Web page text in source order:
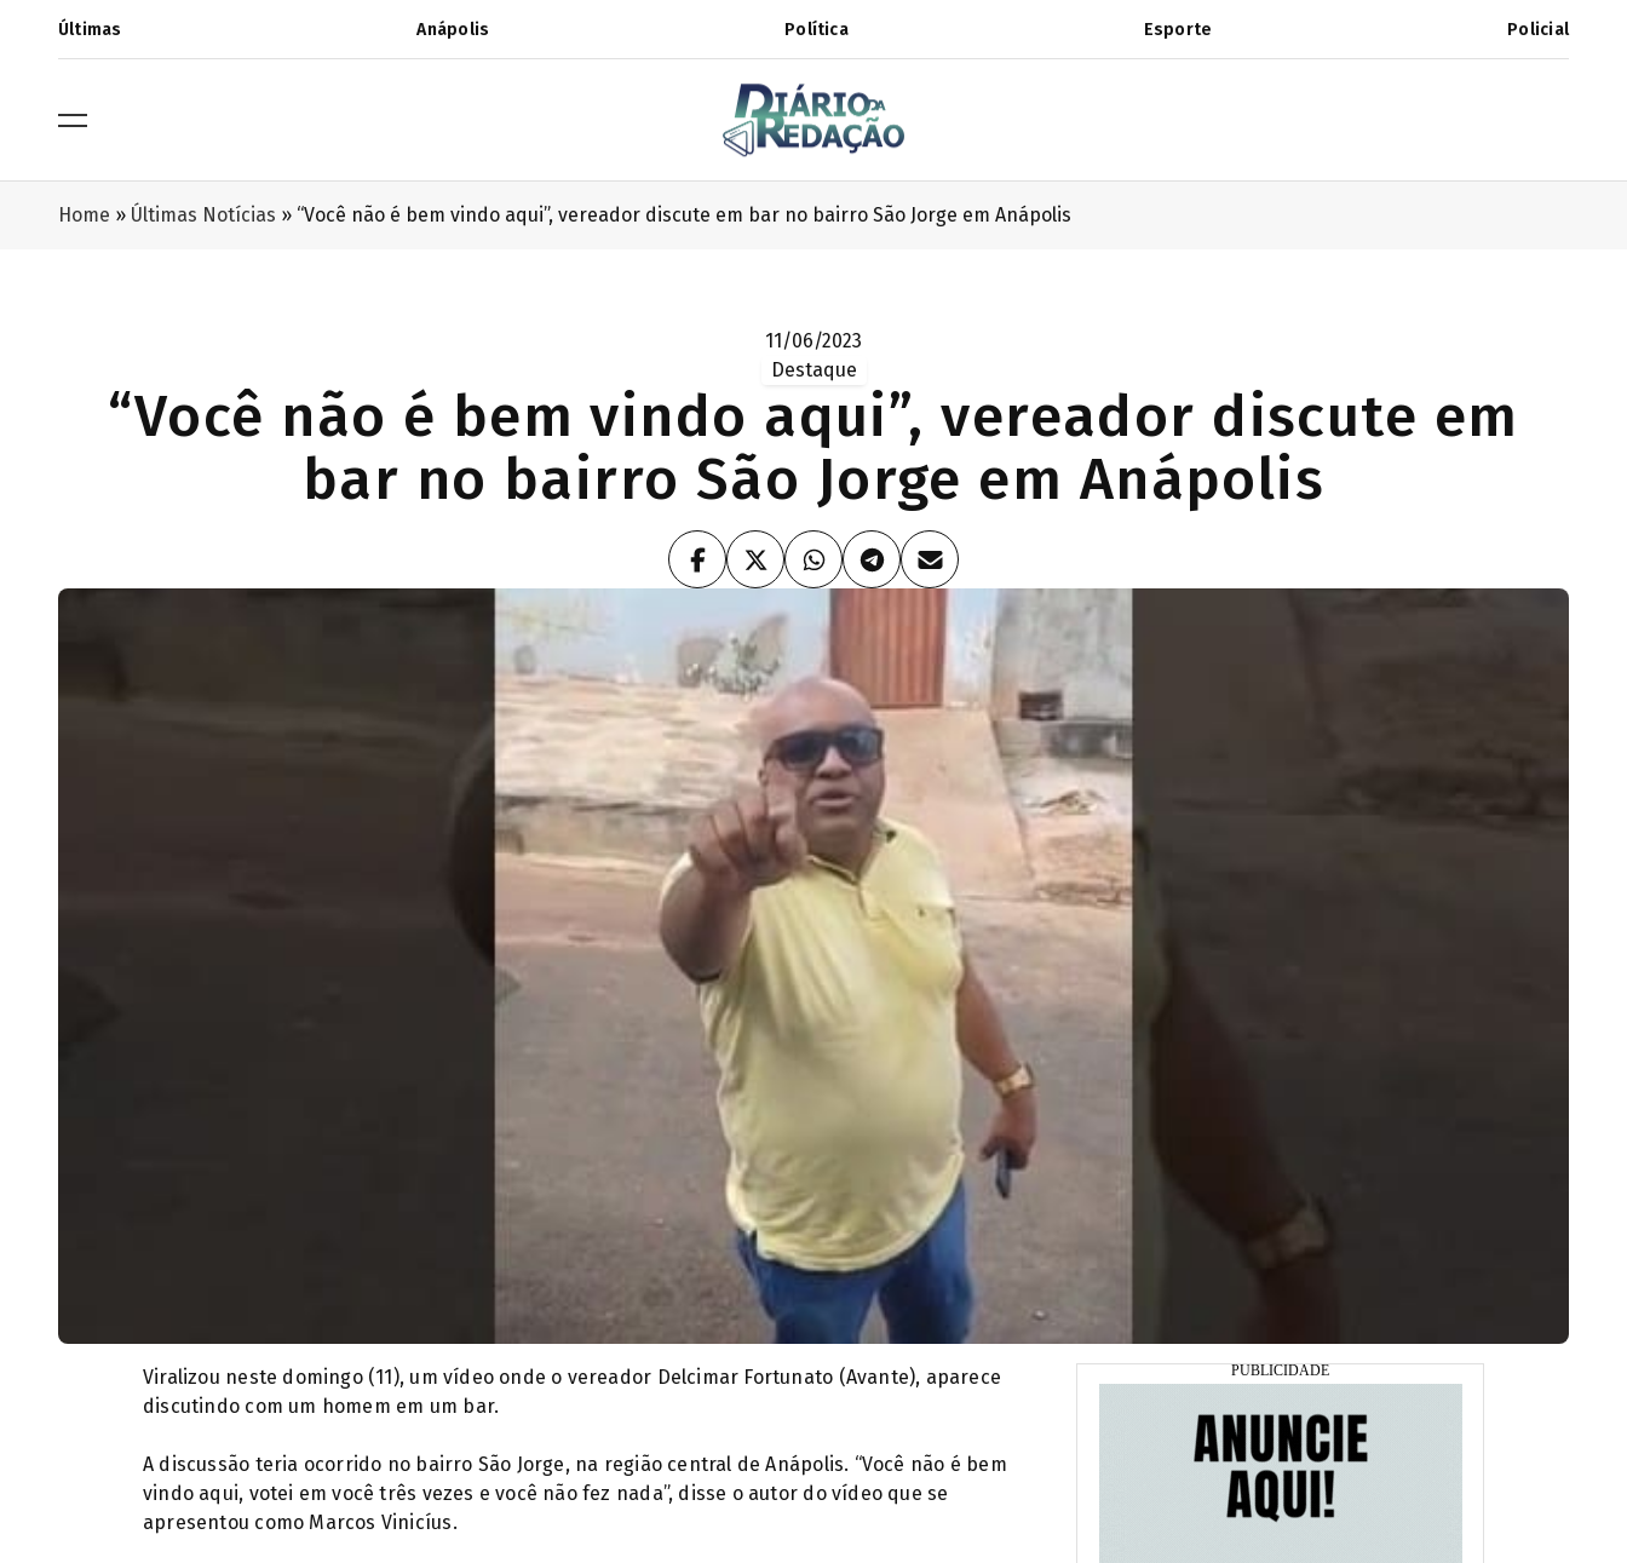
Últimas Anápolis Política Esporte Policial
Home » Últimas Notícias » “Você não é bem vindo aqui”, vereador discute em bar no bairro São Jorge em Anápolis
11/06/2023
Destaque
“Você não é bem vindo aqui”, vereador discute em
bar no bairro São Jorge em Anápolis
Viralizou neste domingo (11), um vídeo onde o vereador Delcimar Fortunato (Avante), aparece
discutindo com um homem em um bar.
A discussão teria ocorrido no bairro São Jorge, na região central de Anápolis. “Você não é bem
vindo aqui, votei em você três vezes e você não fez nada”, disse o autor do vídeo que se
apresentou como Marcos Vinicíus.